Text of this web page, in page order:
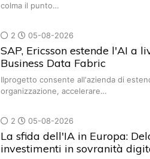
colma il punto…
2 05-08-2026
SAP, Ericsson estende l'AI a
Business Data Fabric
Ilprogetto consente all'azienda di
organizzazione, accelerare…
2 05-08-2026
La sfida dell'IA in Europa:
investimenti in sovranità